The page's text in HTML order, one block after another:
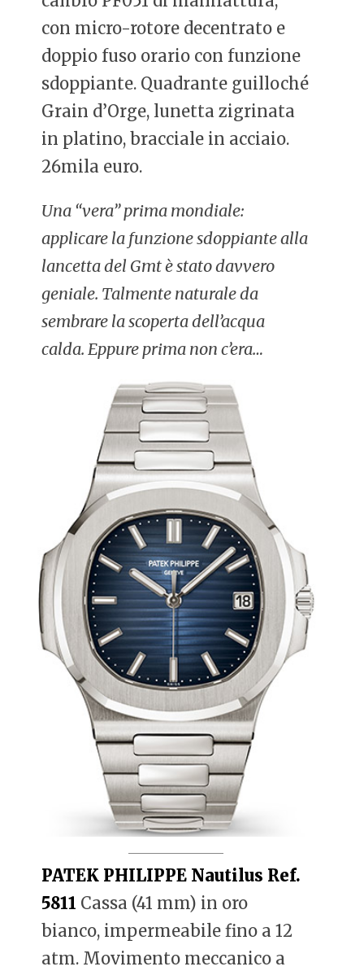
con micro-rotore decentrato e
doppio fuso orario con funzione
sdoppiante. Quadrante guilloché
Grain d’Orge, lunetta zigrinata
in platino, bracciale in acciaio.
26mila euro.
Una “vera” prima mondiale:
applicare la funzione sdoppiante alla
lancetta del Gmt è stato davvero
geniale. Talmente naturale da
sembrare la scoperta dell’acqua
calda. Eppure prima non c’era…
PATEK PHILIPPE Nautilus Ref.
5811 Cassa (41 mm) in oro
bianco, impermeabile fino a 12
atm. Movimento meccanico a